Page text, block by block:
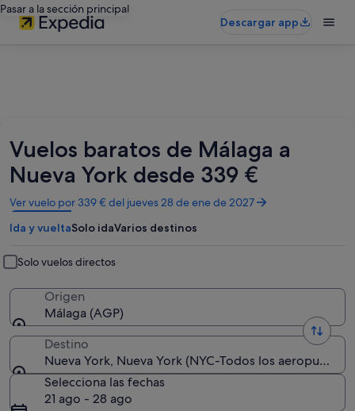
Pasar a la sección principal
Descargar app
Vuelos baratos de Málaga a
Nueva York desde 339 €
Ver vuelo por 339 € del jueves 28 de ene de 2027
Se
abre
en
ventana
nueva
Ida y vueltaSolo idaVarios destinos
Solo vuelos directos
Origen
Málaga (AGP)
Destino
Nueva York, Nueva York (NYC-Todos los aeropuertos)
Selecciona las fechas
21 ago - 28 ago